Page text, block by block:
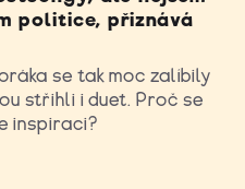
politice, přiznává
se tak moc zalíbily
střihli i duet. Proč se
inspiraci?